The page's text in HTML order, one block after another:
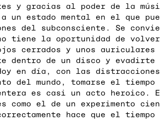
y gracias al poder de la
un estado mental en el que
del subconsciente. Se
tiene la oportunidad de volver
cerrados y unos auriculares
dentro de un disco y evadirte
en día, con las
del mundo, tomarse el tiempo
es casi un acto heroico.
como el de un experimento
hace que el